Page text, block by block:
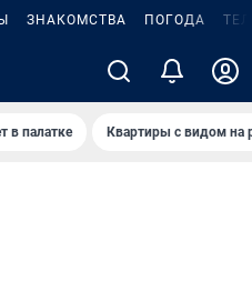
ЗНАКОМСТВА ПОГОДА
в палатке Квартиры с видом на